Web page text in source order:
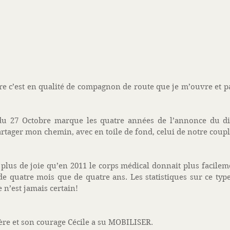
c’est en qualité de compagnon de route que je m’ouvre et
27 Octobre marque les quatre années de l’annonce du
mon chemin, avec en toile de fond, celui de notre
plus de joie qu’en 2011 le corps médical donnait plus
quatre mois que de quatre ans. Les statistiques sur ce
jamais certain!
et son courage Cécile a su MOBILISER.